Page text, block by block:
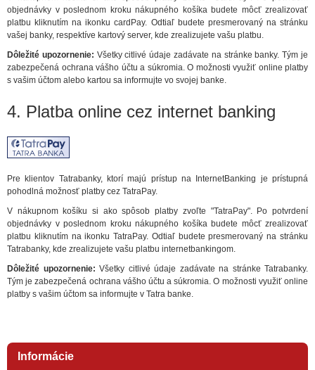
objednávky v poslednom kroku nákupného košíka budete môcť zrealizovať
platbu kliknutím na ikonku cardPay. Odtiaľ budete presmerovaný na stránku
vašej banky, respektíve kartový server, kde zrealizujete vašu platbu.
Dôležité upozornenie: Všetky citlivé údaje zadávate na stránke banky. Tým je
zabezpečená ochrana vášho účtu a súkromia. O možnosti využiť online platby
s vašim účtom alebo kartou sa informujte vo svojej banke.
4. Platba online cez internet banking
Pre klientov Tatrabanky, ktorí majú prístup na InternetBanking je prístupná
pohodlná možnosť platby cez TatraPay.
V nákupnom košíku si ako spôsob platby zvoľte "TatraPay". Po potvrdení
objednávky v poslednom kroku nákupného košíka budete môcť zrealizovať
platbu kliknutím na ikonku TatraPay. Odtiaľ budete presmerovaný na stránku
Tatrabanky, kde zrealizujete vašu platbu internetbankingom.
Dôležité upozornenie: Všetky citlivé údaje zadávate na stránke Tatrabanky.
Tým je zabezpečená ochrana vášho účtu a súkromia. O možnosti využiť online
platby s vašim účtom sa informujte v Tatra banke.
Informácie